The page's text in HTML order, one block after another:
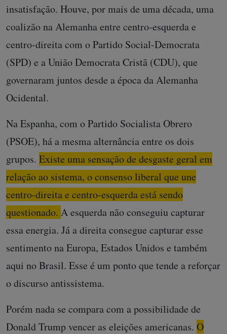
insatisfação. Houve, por mais de uma década, uma
coalizão na Alemanha entre centro-esquerda e
centro-direita com o Partido Social-Democrata
(SPD) e a União Democrata Cristã (CDU), que
governaram juntos desde a época da Alemanha
Ocidental.
Na Espanha, com o Partido Socialista Obrero
(PSOE), há a mesma alternância entre os dois
grupos. Existe uma sensação de desgaste geral em
relação ao sistema, o consenso liberal que une
centro-direita e centro-esquerda está sendo
questionado. A esquerda não conseguiu capturar
essa energia. Já a direita consegue capturar esse
sentimento na Europa, Estados Unidos e também
aqui no Brasil. Esse é um ponto que tende a reforçar
o discurso antissistema.
Porém nada se compara com a possibilidade de
Donald Trump vencer as eleições americanas. O